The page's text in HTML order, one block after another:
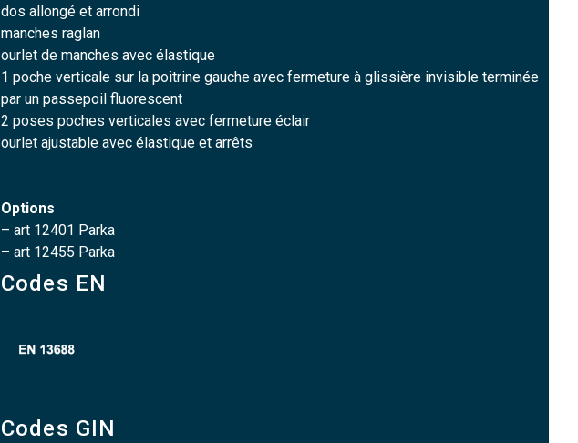
dos allongé et arrondi
manches raglan
ourlet de manches avec élastique
1 poche verticale sur la poitrine gauche avec fermeture à glissière invisible terminée
par un passepoil fluorescent
2 poses poches verticales avec fermeture éclair
ourlet ajustable avec élastique et arrêts
Options
– art 12401 Parka
– art 12455 Parka
Codes EN
Codes GIN